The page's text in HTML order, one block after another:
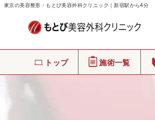
東京の美容整形・もとび美容外科クリニック｜新宿駅から4分
トップ 施術一覧